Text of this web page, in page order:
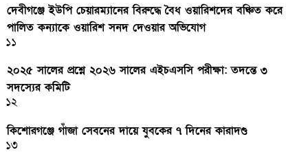
দেবীগঞ্জে ইউপি চেয়ারম্যানের বিরুদ্ধে বৈধ ওয়ারিশদের বঞ্চিত করে
পালিত কন্যাকে ওয়ারিশ সনদ দেওয়ার অভিযোগ
১১
২০২৫ সালের প্রশ্নে ২০২৬ সালের এইচএসসি পরীক্ষা: তদন্তে ৩
সদস্যের কমিটি
১২
কিশোরগঞ্জে গাঁজা সেবনের দায়ে যুবকের ৭ দিনের কারাদণ্ড
১৩